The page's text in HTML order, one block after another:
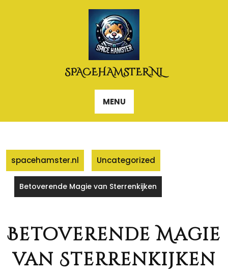
SPACEHAMSTER.NL
MENU
spacehamster.nl Uncategorized
Betoverende Magie van Sterrenkijken
Betoverende Magie
van Sterrenkijken